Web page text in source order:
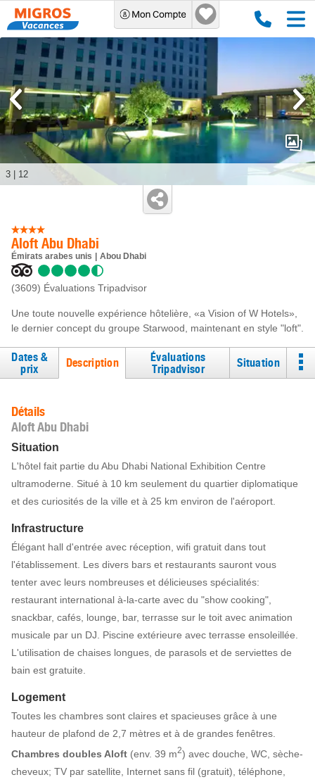
Aloft Abu Dhabi
Émirats arabes unis Abou Dhabi
(3609) Évaluations Tripadvisor
Une toute nouvelle expérience hôtelière, «a Vision of W Hotels»,
le dernier concept du groupe Starwood, maintenant en style "loft".
3 12
Dates &
prix
Description
Évaluations
Tripadvisor
Situation
Détails
Aloft Abu Dhabi
Situation
L'hôtel fait partie du Abu Dhabi National Exhibition Centre
ultramoderne. Situé à 10 km seulement du quartier diplomatique
et des curiosités de la ville et à 25 km environ de l'aéroport.
Infrastructure
Élégant hall d'entrée avec réception, wifi gratuit dans tout
l'établissement. Les divers bars et restaurants sauront vous
tenter avec leurs nombreuses et délicieuses spécialités:
restaurant international à-la-carte avec du "show cooking",
snackbar, cafés, lounge, bar, terrasse sur le toit avec animation
musicale par un DJ. Piscine extérieure avec terrasse ensoleillée.
L'utilisation de chaises longues, de parasols et de serviettes de
bain est gratuite.
Logement
Toutes les chambres sont claires et spacieuses grâce à une
hauteur de plafond de 2,7 mètres et à de grandes fenêtres.
Chambres doubles Aloft (env. 39 m2) avec douche, WC, sèche-
cheveux; TV par satellite, Internet sans fil (gratuit), téléphone,